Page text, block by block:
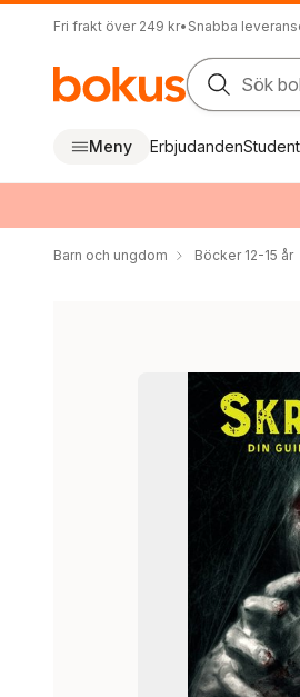
Fri frakt över 249 kr• Snabba
Sök
Meny ErbjudandenStudent
Barn och ungdom Böcker 12-15 år